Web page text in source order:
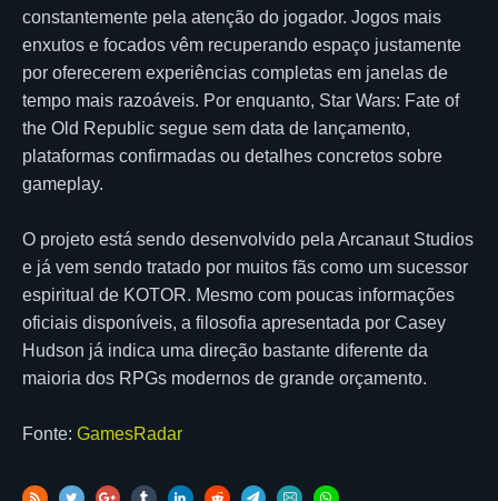
constantemente pela atenção do jogador. Jogos mais
enxutos e focados vêm recuperando espaço justamente
por oferecerem experiências completas em janelas de
tempo mais razoáveis. Por enquanto, Star Wars: Fate of
the Old Republic segue sem data de lançamento,
plataformas confirmadas ou detalhes concretos sobre
gameplay.
O projeto está sendo desenvolvido pela Arcanaut Studios
e já vem sendo tratado por muitos fãs como um sucessor
espiritual de KOTOR. Mesmo com poucas informações
oficiais disponíveis, a filosofia apresentada por Casey
Hudson já indica uma direção bastante diferente da
maioria dos RPGs modernos de grande orçamento.
Fonte: GamesRadar